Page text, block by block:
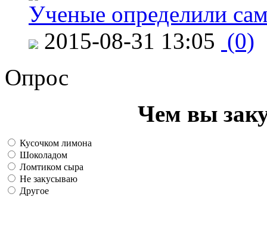
Ученые определили
2015-08-31 13:05 (0)
Опрос
Чем вы
Кусочком лимона
Шоколадом
Ломтиком сыра
Не закусываю
Другое